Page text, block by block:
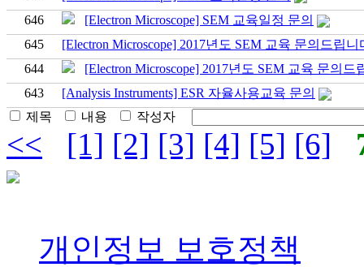
646
[Electron Microscope] SEM 교육일정 문의
645
[Electron Microscope] 2017년도 SEM 교육 문의드립니
644
[Electron Microscope] 2017년도 SEM 교육 문의드
643
[Analysis Instruments] ESR 자율사용교육 문의
제목
내용 작성자
<< [1] [2] [3] [4] [5] [6]
개인정보 보호정책